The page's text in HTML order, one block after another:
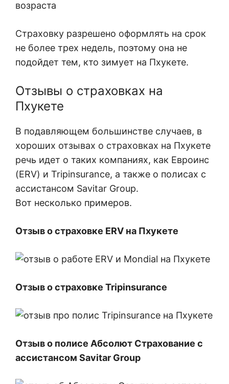
Страховку разрешено оформлять на срок
не более трех недель, поэтому она не
подойдет тем, кто зимует на Пхукете.
Отзывы о страховках на
Пхукете
В подавляющем большинстве случаев, в
хороших отзывах о страховках на Пхукете
речь идет о таких компаниях, как Евроинс
(ERV) и Tripinsurance, а также о полисах с
ассистансом Savitar Group.
Вот несколько примеров.
Отзыв о страховке ERV на Пхукете
Отзыв о страховке Tripinsurance
Отзыв о полисе Абсолют Страхование с
ассистансом Savitar Group